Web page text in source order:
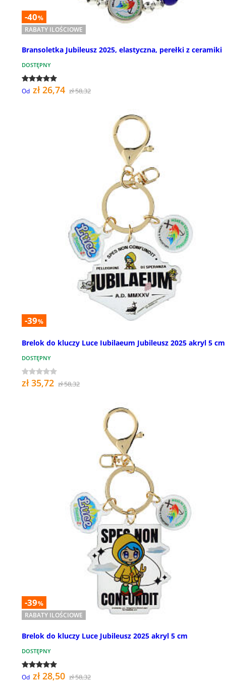
-40%
RABATY ILOŚCIOWE
Bransoletka Jubileusz 2025, elastyczna, perełki z ceramiki
DOSTĘPNY
Od zł 26,74 zł 58,32
-39%
Brelok do kluczy Luce Iubilaeum Jubileusz 2025 akryl 5 cm
DOSTĘPNY
zł 35,72 zł 58,32
-39%
RABATY ILOŚCIOWE
Brelok do kluczy Luce Jubileusz 2025 akryl 5 cm
DOSTĘPNY
Od zł 28,50 zł 58,32